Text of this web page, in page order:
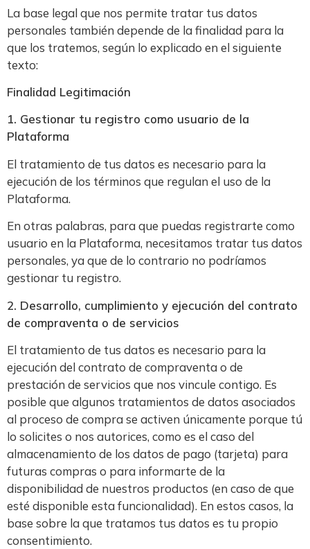
La base legal que nos permite tratar tus datos
personales también depende de la finalidad para la
que los tratemos, según lo explicado en el siguiente
texto:
Finalidad Legitimación
1. Gestionar tu registro como usuario de la
Plataforma
El tratamiento de tus datos es necesario para la
ejecución de los términos que regulan el uso de la
Plataforma.
En otras palabras, para que puedas registrarte como
usuario en la Plataforma, necesitamos tratar tus datos
personales, ya que de lo contrario no podríamos
gestionar tu registro.
2. Desarrollo, cumplimiento y ejecución del contrato
de compraventa o de servicios
El tratamiento de tus datos es necesario para la
ejecución del contrato de compraventa o de
prestación de servicios que nos vincule contigo. Es
posible que algunos tratamientos de datos asociados
al proceso de compra se activen únicamente porque tú
lo solicites o nos autorices, como es el caso del
almacenamiento de los datos de pago (tarjeta) para
futuras compras o para informarte de la
disponibilidad de nuestros productos (en caso de que
esté disponible esta funcionalidad). En estos casos, la
base sobre la que tratamos tus datos es tu propio
consentimiento.